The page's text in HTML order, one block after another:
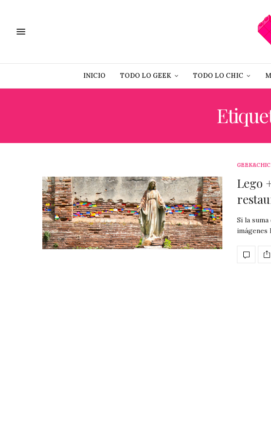
INICIO TODO LO GEEK TODO LO CHIC
GEEK&CHIC
Lego
Si la
imágenes